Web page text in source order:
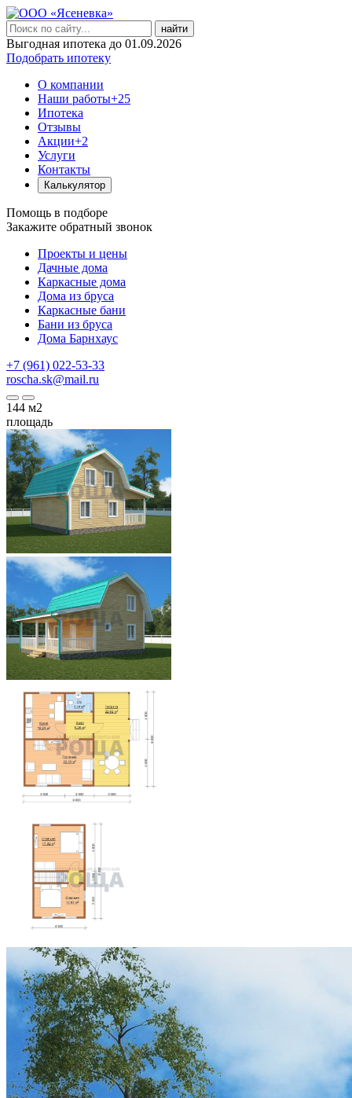
найти
Выгодная ипотека до 01.09.2026
Подобрать ипотеку
О компании
Наши работы+25
Ипотека
Отзывы
Акции+2
Услуги
Контакты
Калькулятор
Помощь в подборе
Закажите обратный звонок
Проекты и цены
Дачные дома
Каркасные дома
Дома из бруса
Каркасные бани
Бани из бруса
Дома Барнхаус
+7 (961) 022-53-33
roscha.sk@mail.ru
144 м2
площадь